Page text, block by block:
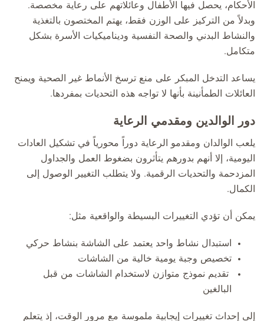
الأحكام، يحصل فيها الأطفال وعائلاتهم على رعاية مخصصة.
وبدلاً من التركيز على الوزن فقط، يهتم المختصون بالتغذية
والنشاط البدني والصحة النفسية وديناميكيات الأسرة بشكل
متكامل.
يساعد التدخل المبكر على منع ترسخ الأنماط غير الصحية ويمنح
العائلات الطمأنينة بأنها لا تواجه هذه التحديات بمفردها.
دور الوالدين ومقدمي الرعاية
يلعب الوالدان ومقدمو الرعاية دوراً محورياً في تشكيل العادات
اليومية، إلا أنهم بدورهم يتأثرون بضغوط العمل والجداول
المزدحمة والتحديات الرقمية. ولا يتطلب التغيير الوصول إلى
الكمال.
يمكن أن تؤدي التغييرات البسيطة والواقعية مثل:
استبدال نشاط واحد يعتمد على الشاشة بنشاط حركي
تخصيص وجبة يومية خالية من الشاشات
تقديم نموذج متوازن لاستخدام الشاشات من قبل
البالغين
إلى إحداث تغييرات إيجابية ملموسة مع مرور الوقت، إذ يتعلم